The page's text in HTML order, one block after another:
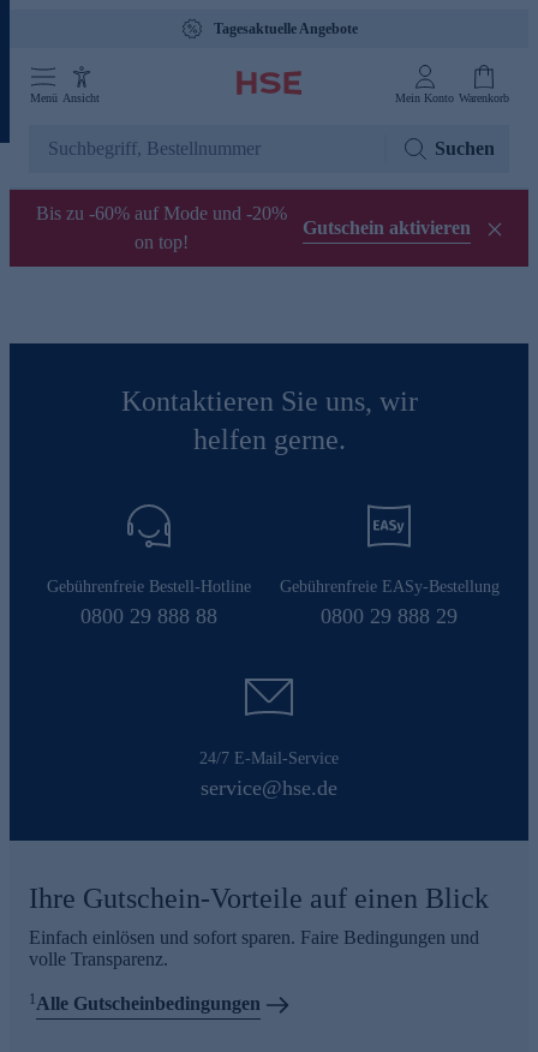
Tagesaktuelle Angebote
Menü Ansicht Mein Konto Warenkorb
Suchen
Bis zu -60% auf Mode und -20%
on top!
Gutschein aktivieren
Kontaktieren Sie uns, wir
helfen gerne.
Gebührenfreie Bestell-Hotline
0800 29 888 88
Gebührenfreie EASy-Bestellung
0800 29 888 29
24/7 E-Mail-Service
service@hse.de
Ihre Gutschein-Vorteile auf einen Blick
Einfach einlösen und sofort sparen. Faire Bedingungen und
volle Transparenz.
1Alle Gutscheinbedingungen